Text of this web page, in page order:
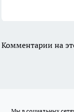
Комментарии на